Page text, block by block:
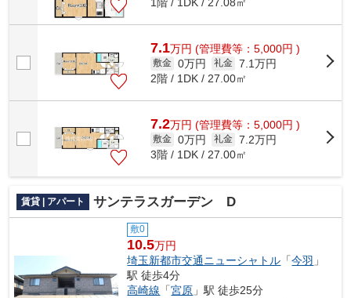
7.1万円 (管理費等：5,000円 )
敷金 0万円 礼金 7.1万円
2階 / 1DK / 27.00㎡
7.2万円 (管理費等：5,000円 )
敷金 0万円 礼金 7.2万円
3階 / 1DK / 27.00㎡
賃貸 | アパート サンテラスガーデン D
敷0
10.5万円
埼玉新都市交通ニューシャトル 「今羽 」
駅 徒歩4分
高崎線 「宮原 」駅 徒歩25分